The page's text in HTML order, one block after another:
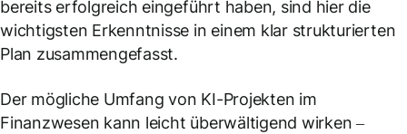
bereits erfolgreich eingeführt haben, sind hier die
wichtigsten Erkenntnisse in einem klar strukturierten
Plan zusammengefasst.
Der mögliche Umfang von KI-Projekten im
Finanzwesen kann leicht überwältigend wirken –